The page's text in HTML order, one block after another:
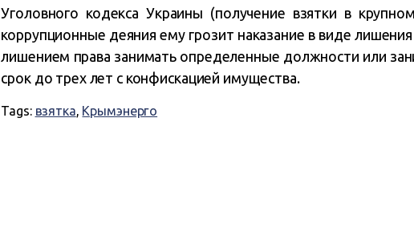
Уголовного кодекса Украины (получение взятки в
коррупционные деяния ему грозит наказание в виде
лишением права занимать определенные должности или
срок до трех лет с конфискацией имущества.
Tags: взятка, Крымэнерго